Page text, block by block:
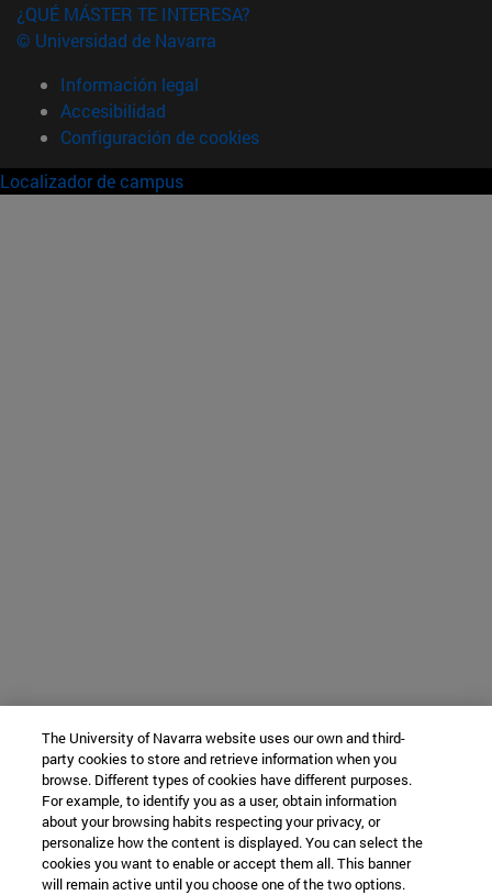
¿QUÉ MÁSTER TE INTERESA?
© Universidad de Navarra
Información legal
Accesibilidad
Configuración de cookies
Localizador de campus
The University of Navarra website uses our own and third-
party cookies to store and retrieve information when you
browse. Different types of cookies have different purposes.
For example, to identify you as a user, obtain information
about your browsing habits respecting your privacy, or
personalize how the content is displayed. You can select the
cookies you want to enable or accept them all. This banner
will remain active until you choose one of the two options.